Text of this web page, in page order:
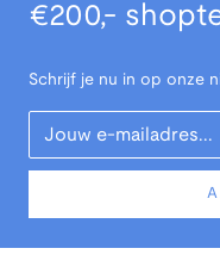
€200,-
Schrijf je nu in op onze
Your Email